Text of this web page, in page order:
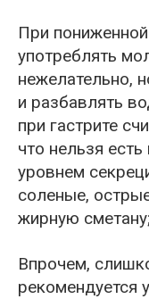
При
употреблять
нежелательно,
и разбавлять
при гастрите
что нельзя
уровнем
соленые,
жирную
Впрочем,
рекомендуется